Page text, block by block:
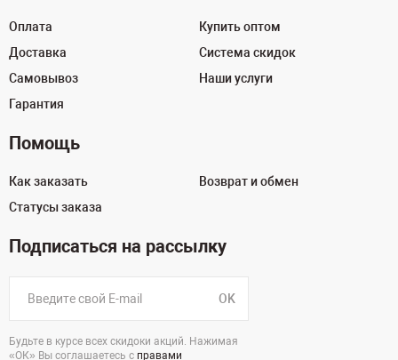
Оплата
Доставка
Самовывоз
Гарантия
Купить оптом
Система скидок
Наши услуги
Помощь
Как заказать
Статусы заказа
Возврат и обмен
Подписаться на рассылку
OK
Будьте в курсе всех скидоки акций. Нажимая
«ОК» Вы соглашаетесь с правами